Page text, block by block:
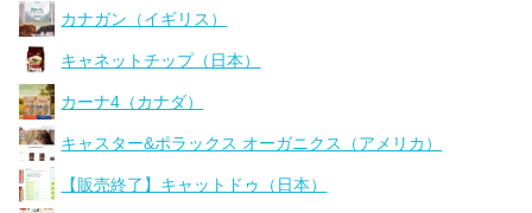
カナガン（イギリス）
キャネットチップ（日本）
カーナ4（カナダ）
キャスター&ポラックス オーガニクス（アメリカ）
【販売終了】キャットドゥ（日本）